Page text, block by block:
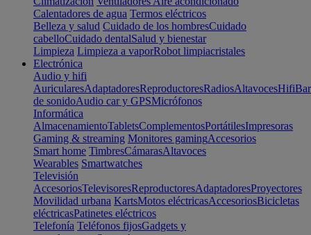
Calentadores de agua Termos eléctricos
Belleza y salud Cuidado de los hombresCuidado
cabelloCuidado dentalSalud y bienestar
Limpieza Limpieza a vaporRobot limpiacristales
Electrónica
Audio y hifi
AuricularesAdaptadoresReproductoresRadiosAltavocesHifi
de sonidoAudio car y GPSMicrófonos
Informática
AlmacenamientoTabletsComplementosPortátilesImpresoras
Gaming & streaming Monitores gamingAccesorios
Smart home TimbresCámarasAltavoces
Wearables Smartwatches
Televisión
AccesoriosTelevisoresReproductoresAdaptadoresProyectores
Movilidad urbana KartsMotos eléctricasAccesoriosBicicletas
eléctricasPatinetes eléctricos
Telefonía Teléfonos fijosGadgets y